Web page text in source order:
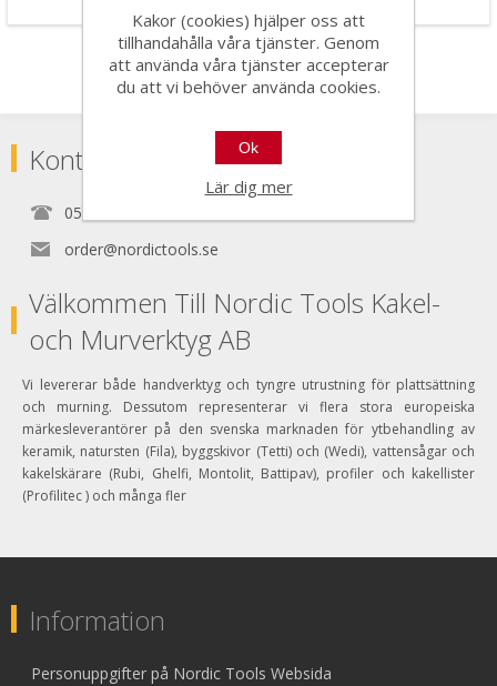
Kontakta
0525150890
order@nordictools.se
Välkommen Till Nordic Tools Kakel-
och Murverktyg AB
Vi levererar både handverktyg och tyngre utrustning för plattsättning
och murning. Dessutom representerar vi flera stora europeiska
märkesleverantörer på den svenska marknaden för ytbehandling av
keramik, natursten (Fila), byggskivor (Tetti) och (Wedi), vattensågar och
kakelskärare (Rubi, Ghelfi, Montolit, Battipav), profiler och kakellister
(Profilitec ) och många fler
Information
Personuppgifter på Nordic Tools Websida
Kakor (cookies) hjälper oss att
tillhandahålla våra tjänster. Genom
att använda våra tjänster accepterar
du att vi behöver använda cookies.
Ok
Lär dig mer